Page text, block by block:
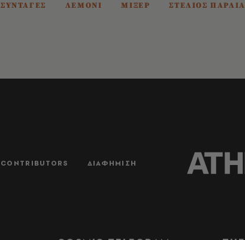
ΣΥΝΤΑΓΕΣ ΛΕΜΟΝΙ ΜΙΞΕΡ ΣΤΕΛΙΟΣ
CONTRIBUTORS ΔΙΑΦΗΜΙΣΗ